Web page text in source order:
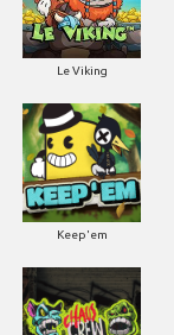
Le Viking
Keep'em